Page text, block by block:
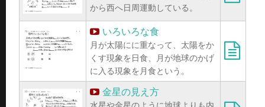
から西へ日周運動している。
いろいろな食
月が太陽にに重なって、太陽をか
くす現象を日食、月が地球のかげ
に入る現象を月食という。
金星の見え方
水星や金星のように地球よりも内